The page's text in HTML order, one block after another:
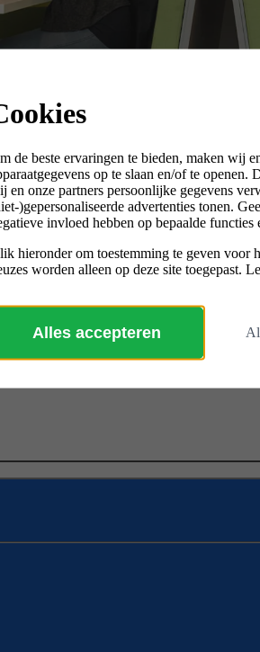
overheden
en tijdelijk werk
de beste ervaringen te bieden, maken wij
op te slaan en/of te
en onze partners persoonlijke gegevens
)gepersonaliseerde advertenties tonen.
invloed hebben op bepaalde functies
hieronder om toestemming te geven voor
worden alleen op deze site toegepast.
Alles accepteren